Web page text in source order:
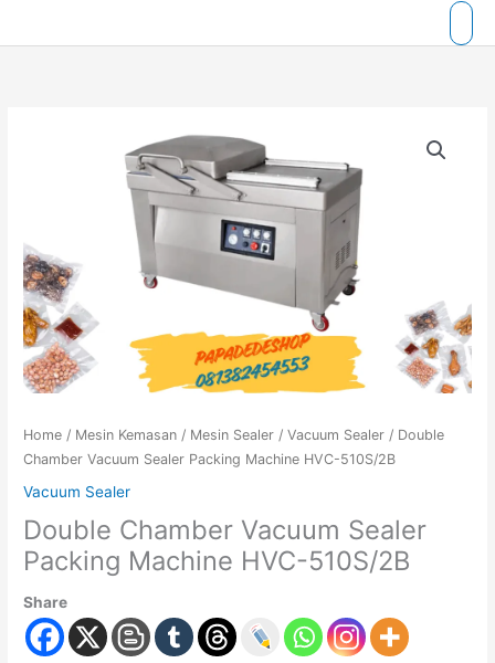
Home / Mesin Kemasan / Mesin Sealer /Vacuum Sealer / Double
Chamber Vacuum Sealer Packing Machine HVC-510S/2B
Vacuum Sealer
Double Chamber Vacuum Sealer
Packing Machine HVC-510S/2B
Share